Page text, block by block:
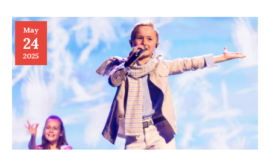
May
24
2025